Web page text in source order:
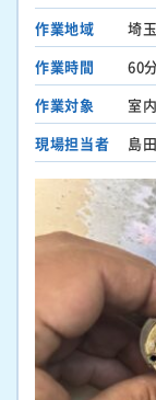
作業地域
埼
作業時間
60
作業対象
室
現場担当者
島田